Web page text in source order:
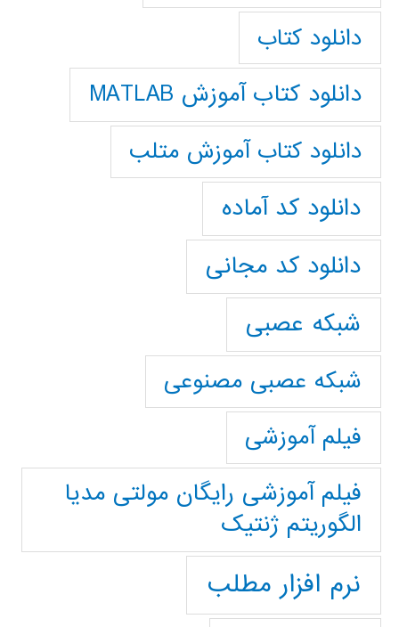
دانلود کتاب
دانلود کتاب آموزش MATLAB
دانلود کتاب آموزش متلب
دانلود کد آماده
دانلود کد مجانی
شبکه عصبی
شبکه عصبی مصنوعی
فیلم آموزشی
فیلم آموزشی رایگان مولتی مدیا
الگوریتم ژنتیک
نرم افزار مطلب